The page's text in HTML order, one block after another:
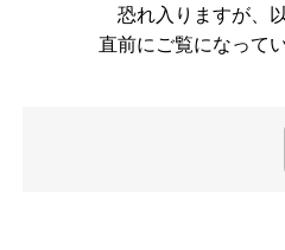
恐れ入りますが、
直前にご覧になって